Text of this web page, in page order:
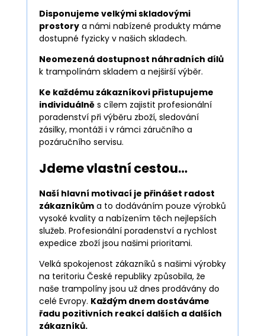
Disponujeme velkými skladovými
prostory a námi nabízené produkty máme
dostupné fyzicky v našich skladech.
Neomezená dostupnost náhradních dílů
k trampolínám skladem a nejširší výběr.
Ke každému zákazníkovi přistupujeme
individuálně s cílem zajistit profesionální
poradenství při výběru zboží, sledování
zásilky, montáži i v rámci záručního a
pozáručního servisu.
Jdeme vlastní cestou…
Naší hlavní motivací je přinášet radost
zákazníkům a to dodáváním pouze výrobků
vysoké kvality a nabízením těch nejlepších
služeb. Profesionální poradenství a rychlost
expedice zboží jsou našimi prioritami.
Velká spokojenost zákazníků s našimi výrobky
na teritoriu České republiky způsobila, že
naše trampolíny jsou už dnes prodávány do
celé Evropy. Každým dnem dostáváme
řadu pozitivních reakcí dalších a dalších
zákazníků.